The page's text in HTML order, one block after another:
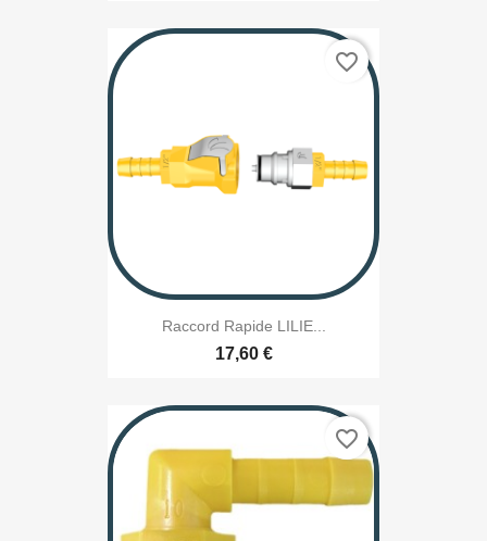
Raccord Rapide LILIE...
17,60 €
favorite_border
favorite_border